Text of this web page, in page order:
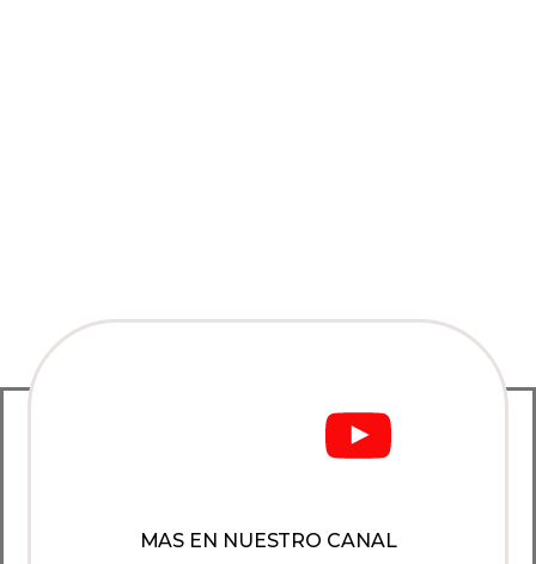
MAS EN NUESTRO CANAL